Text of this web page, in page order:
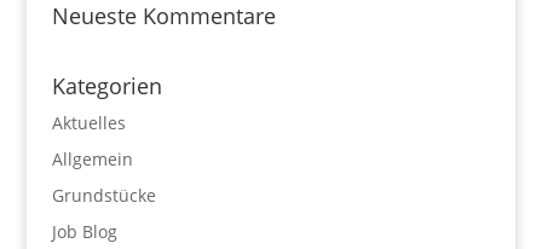
Neueste Kommentare
Kategorien
Aktuelles
Allgemein
Grundstücke
Job Blog